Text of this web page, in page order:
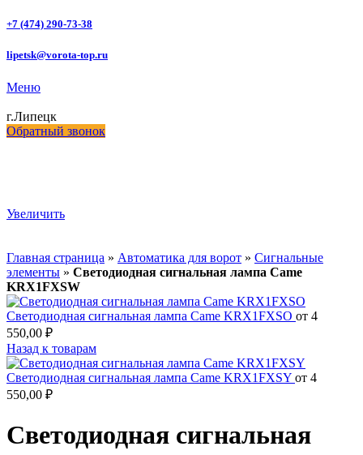
+7 (474) 290-73-38
lipetsk@vorota-top.ru
Меню
г.Липецк
Обратный звонок
Увеличить
Главная страница » Автоматика для ворот » Сигнальные
элементы » Светодиодная сигнальная лампа Came
KRX1FXSW
Светодиодная сигнальная лампа Came KRX1FXSO от 4
550,00 ₽
Назад к товарам
Светодиодная сигнальная лампа Came KRX1FXSY от 4
550,00 ₽
Светодиодная сигнальная